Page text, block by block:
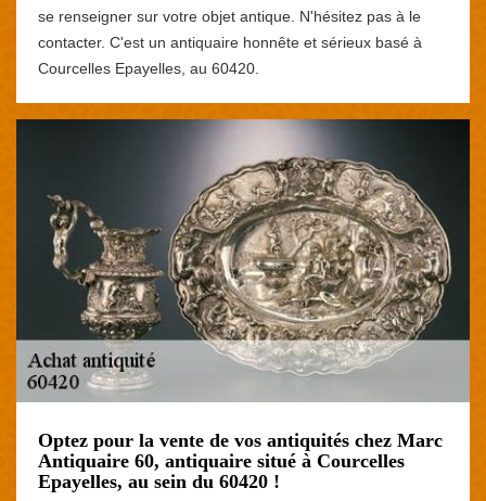
se renseigner sur votre objet antique. N'hésitez pas à le
contacter. C'est un antiquaire honnête et sérieux basé à
Courcelles Epayelles, au 60420.
Optez pour la vente de vos antiquités chez Marc
Antiquaire 60, antiquaire situé à Courcelles
Epayelles, au sein du 60420 !